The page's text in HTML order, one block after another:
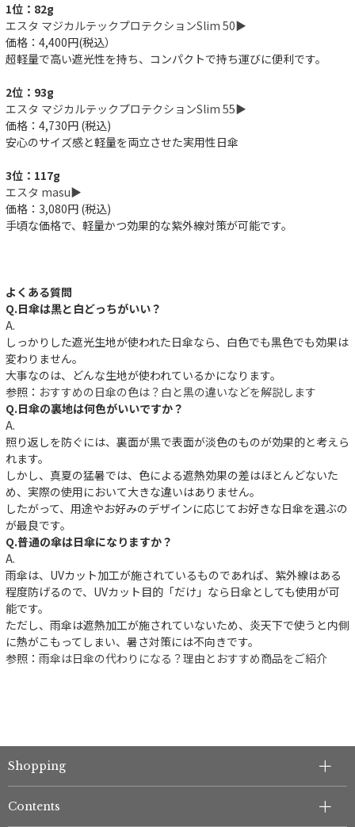
件
1位：82g
エスタ マジカルテックプロテクションSlim 50▶︎
価格：4,400円(税込）
超軽量で高い遮光性を持ち、コンパクトで持ち運びに便利です。
2位：93g
エスタ マジカルテックプロテクションSlim 55▶︎
価格：4,730円 (税込)
安心のサイズ感と軽量を両立させた実用性日傘
3位：117g
エスタ masu▶︎
価格：3,080円 (税込)
手頃な価格で、軽量かつ効果的な紫外線対策が可能です。
よくある質問
Q.日傘は黒と白どっちがいい？
A.
しっかりした遮光生地が使われた日傘なら、白色でも黒色でも効果は
変わりません。
大事なのは、どんな生地が使われているかになります。
参照： おすすめの日傘の色は？白と黒の違いなどを解説します
Q.日傘の裏地は何色がいいですか？
A.
照り返しを防ぐには、裏面が黒で表面が淡色のものが効果的と考えら
れます。
しかし、真夏の猛暑では、色による遮熱効果の差はほとんどないた
め、実際の使用において大きな違いはありません。
したがって、用途やお好みのデザインに応じてお好きな日傘を選ぶの
が最良です。
Q.普通の傘は日傘になりますか？
A.
雨傘は、UVカット加工が施されているものであれば、紫外線はある
程度防げるので、UVカット目的「だけ」なら日傘としても使用が可
能です。
ただし、雨傘は遮熱加工が施されていないため、炎天下で使うと内側
に熱がこもってしまい、暑さ対策には不向きです。
参照： 雨傘は日傘の代わりになる？理由とおすすめ商品をご紹介
Shopping
Contents